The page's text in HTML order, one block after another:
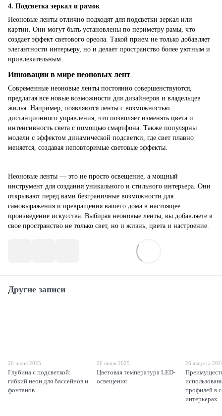
4. Подсветка зеркал и рамок
Неоновые ленты отлично подходят для подсветки зеркал или
картин. Они могут быть установлены по периметру рамы, что
создает эффект светового ореола. Такой прием не только добавляет
элегантности интерьеру, но и делает пространство более уютным и
привлекательным.
Инновации в мире неоновых лент
Современные неоновые ленты постоянно совершенствуются,
предлагая все новые возможности для дизайнеров и владельцев
жилья. Например, появляются ленты с возможностью
дистанционного управления, что позволяет изменять цвета и
интенсивность света с помощью смартфона. Также популярны
модели с эффектом динамической подсветки, где свет плавно
меняется, создавая неповторимые световые эффекты.
Неоновые ленты — это не просто освещение, а мощный
инструмент для создания уникального и стильного интерьера. Они
открывают перед вами безграничные возможности для
самовыражения и превращения вашего дома в настоящее
произведение искусства. Выбирая неоновые ленты, вы добавляете в
свое пространство не только свет, но и жизнь, цвета и настроение.
Другие записи
26 июня 2025
Глубина с подсветкой:
гибкий неон для бассейнов и
фонтанов
26 июня 2025
Цветовая температура LED-
освещения
26 августа
профилей в
интерьерах